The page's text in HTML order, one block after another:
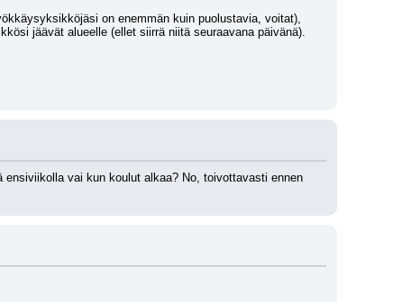
on enemmän kuin puolustavia, voitat),
jäävät alueelle (ellet siirrä niitä seuraavana päivänä).
vai kun koulut alkaa? No, toivottavasti ennen